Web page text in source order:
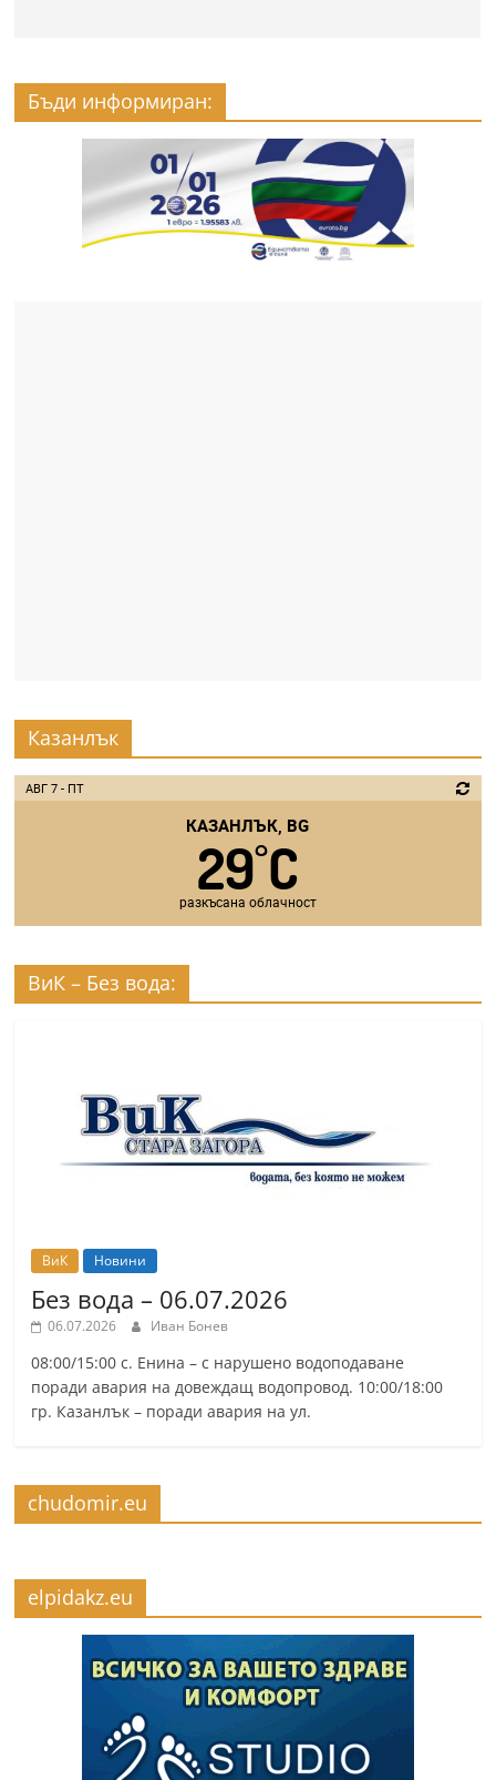
Бъди информиран:
Казанлък
АВГ 7 - ПТ
КАЗАНЛЪК, BG
29°C
разкъсана облачност
ВиК – Без вода:
ВиК Новини
Без вода – 06.07.2026
06.07.2026 Иван Бонев
08:00/15:00 с. Енина – с нарушено водоподаване
поради авария на довеждащ водопровод. 10:00/18:00
гр. Казанлък – поради авария на ул.
chudomir.eu
elpidakz.eu